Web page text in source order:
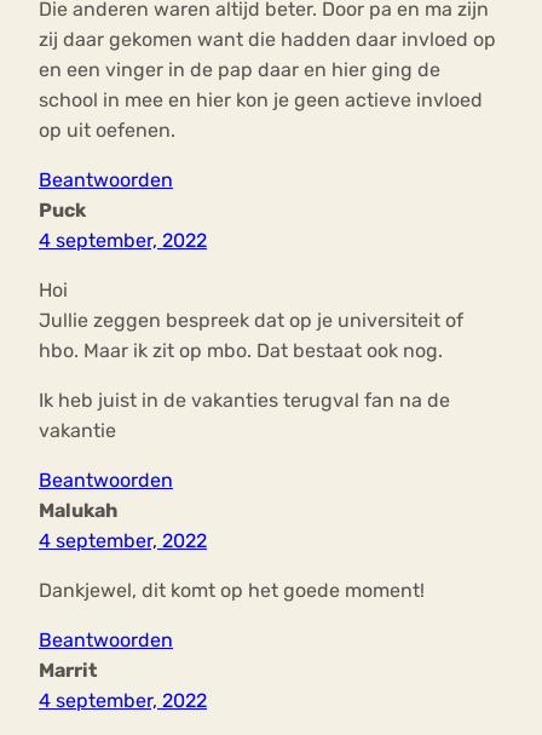
Die anderen waren altijd beter. Door pa en ma zijn
zij daar gekomen want die hadden daar invloed op
en een vinger in de pap daar en hier ging de
school in mee en hier kon je geen actieve invloed
op uit oefenen.
Beantwoorden
Puck
4 september, 2022
Hoi
Jullie zeggen bespreek dat op je universiteit of
hbo. Maar ik zit op mbo. Dat bestaat ook nog.
Ik heb juist in de vakanties terugval fan na de
vakantie
Beantwoorden
Malukah
4 september, 2022
Dankjewel, dit komt op het goede moment!
Beantwoorden
Marrit
4 september, 2022